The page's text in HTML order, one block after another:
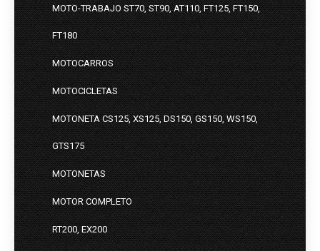
MOTO-TRABAJO ST70, ST90, AT110, FT125, FT150,
FT180
MOTOCARROS
MOTOCICLETAS
MOTONETA CS125, XS125, DS150, GS150, WS150,
GTS175
MOTONETAS
MOTOR COMPLETO
RT200, EX200